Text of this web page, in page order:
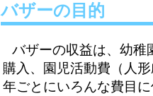
バザーの目的
バザーの収益は、幼稚
購入、園児活動費（人
年ごとにいろんな費目